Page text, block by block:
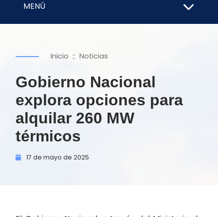
MENÚ
Inicio :: Noticias
Gobierno Nacional
explora opciones para
alquilar 260 MW
térmicos
17 de mayo de 2025